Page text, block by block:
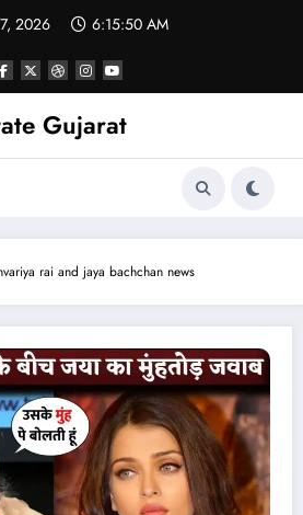
2026 6:15:51 AM
Gujarat
rai and jaya bachchan news